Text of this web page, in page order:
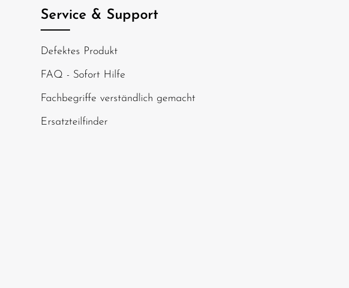
einverstanden.
abgebildeten Zeichen ein*
Service & Support
Defektes Produkt
FAQ - Sofort Hilfe
Fachbegriffe verständlich gemacht
Ersatzteilfinder